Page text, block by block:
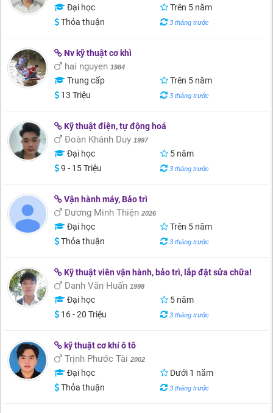
Đại học
Trên 5 năm
Thỏa thuận
3 tháng trước
Nv kỹ thuật cơ khì
hai nguyen 1984
Trung cấp
Trên 5 năm
13 Triệu
3 tháng trước
Kỹ thuật điện, tự động hoá
Đoàn Khánh Duy 1997
Đại học
5 năm
9 - 15 Triệu
3 tháng trước
Vận hành máy, Bảo trì
Dương Minh Thiện 2026
Đại học
Trên 5 năm
Thỏa thuận
3 tháng trước
Kỹ thuật viên vận hành, bảo trì, lắp đặt sửa chữa!
Danh Văn Huấn 1998
Đại học
5 năm
16 - 20 Triệu
3 tháng trước
kỹ thuật cơ khí ô tô
Trịnh Phước Tài 2002
Đại học
Dưới 1 năm
Thỏa thuận
3 tháng trước